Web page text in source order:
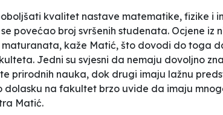
kvalitet nastave matematike, fizike i
povećao broj svršenih studenata. Ocjene iz
maturanata, kaže Matić, što dovodi do toga
Jedni su svjesni da nemaju dovoljno
prirodnih nauka, dok drugi imaju lažnu
dolasku na fakultet brzo uvide da imaju
Matić.